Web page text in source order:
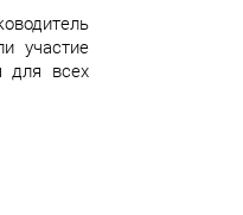
участие
для всех